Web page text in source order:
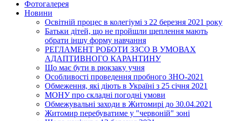
Фотогалерея
Новини
Освітній процес в колегіумі з 22 березня 2021 року
Батьки дітей, що не пройшли щеплення мають
обрати іншу форму навчання
РЕГЛАМЕНТ РОБОТИ ЗЗСО В УМОВАХ
АДАПТИВНОГО КАРАНТИНУ
Що має бути в рюкзаку учня
Особливості проведення пробного ЗНО-2021
Обмеження, які діють в Україні з 25 січня 2021
МОНУ про складні погодні умови
Обмежувальні заходи в Житомирі до 30.04.2021
Житомир перебуватиме у "червоній" зоні